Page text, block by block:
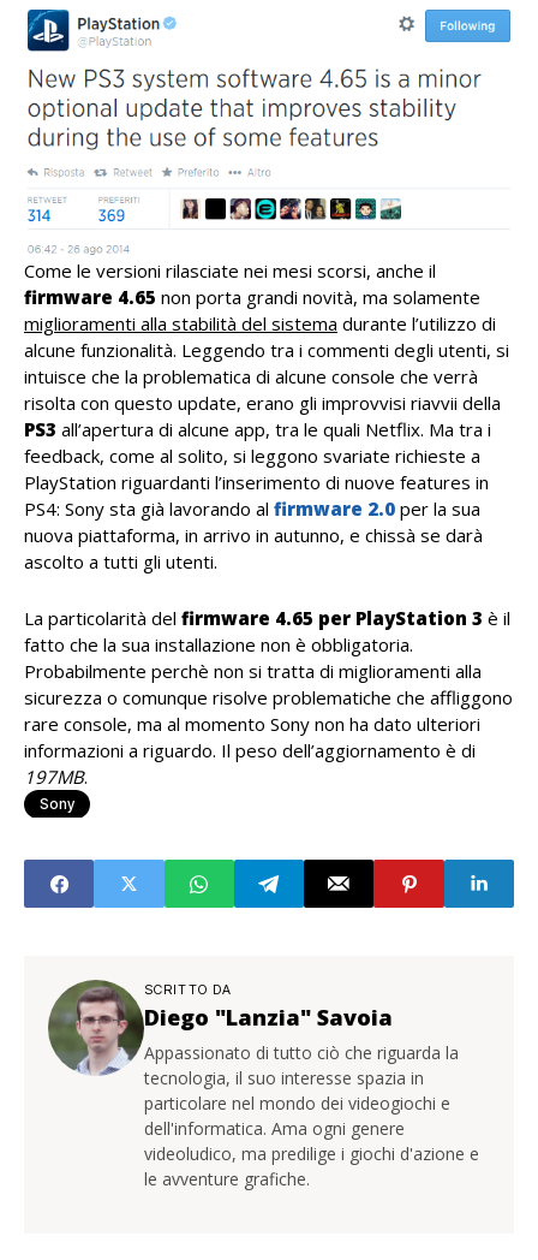
Come le versioni rilasciate nei mesi scorsi, anche il
firmware 4.65 non porta grandi novità, ma solamente
miglioramenti alla stabilità del sistema durante l’utilizzo di
alcune funzionalità. Leggendo tra i commenti degli utenti, si
intuisce che la problematica di alcune console che verrà
risolta con questo update, erano gli improvvisi riavvii della
PS3 all’apertura di alcune app, tra le quali Netflix. Ma tra i
feedback, come al solito, si leggono svariate richieste a
PlayStation riguardanti l’inserimento di nuove features in
PS4: Sony sta già lavorando al firmware 2.0 per la sua
nuova piattaforma, in arrivo in autunno, e chissà se darà
ascolto a tutti gli utenti.
La particolarità del firmware 4.65 per PlayStation 3 è il
fatto che la sua installazione non è obbligatoria.
Probabilmente perchè non si tratta di miglioramenti alla
sicurezza o comunque risolve problematiche che affliggono
rare console, ma al momento Sony non ha dato ulteriori
informazioni a riguardo. Il peso dell’aggiornamento è di
197MB.
Sony
SCRITTO DA
Diego "Lanzia" Savoia
Appassionato di tutto ciò che riguarda la
tecnologia, il suo interesse spazia in
particolare nel mondo dei videogiochi e
dell'informatica. Ama ogni genere
videoludico, ma predilige i giochi d'azione e
le avventure grafiche.